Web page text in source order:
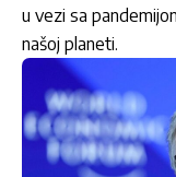
u vezi sa
našoj planeti.